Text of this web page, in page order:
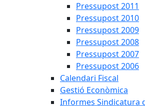
Pressupost 2011
Pressupost 2010
Pressupost 2009
Pressupost 2008
Pressupost 2007
Pressupost 2006
Calendari Fiscal
Gestió Econòmica
Informes Sindicatura